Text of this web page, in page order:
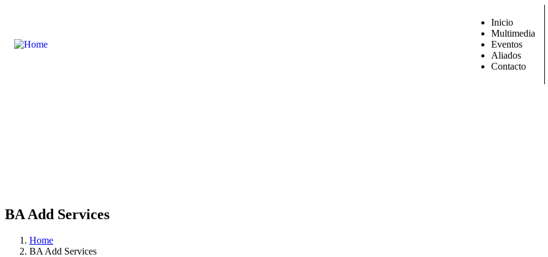
Inicio
Multimedia
Eventos
Aliados
Contacto
BA Add Services
Home
BA Add Services